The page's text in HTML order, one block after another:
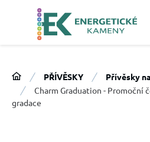
PŘÍVĚSKY Přívěsky
Charm Graduation - Promoční
gradace